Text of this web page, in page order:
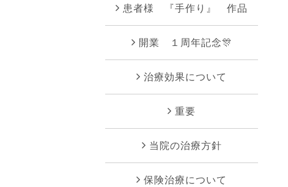
患者様 『手作り』 作品
開業 １周年記念🎊
治療効果について
重要
当院の治療方針
保険治療について